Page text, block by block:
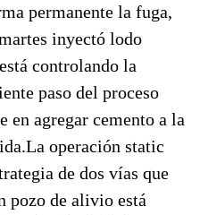
permanente la fuga,
inyectó lodo
controlando la
paso del proceso
agregar cemento a la
operación static
de dos vías que
pozo de alivio está